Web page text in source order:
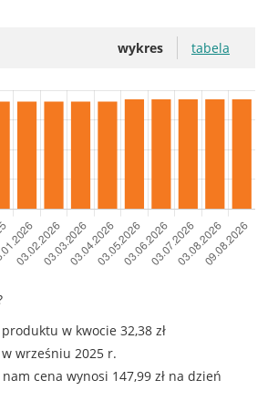
wykres tabela
w kwocie 32,38 zł
wrześniu 2025 r.
cena wynosi 147,99 zł na dzień